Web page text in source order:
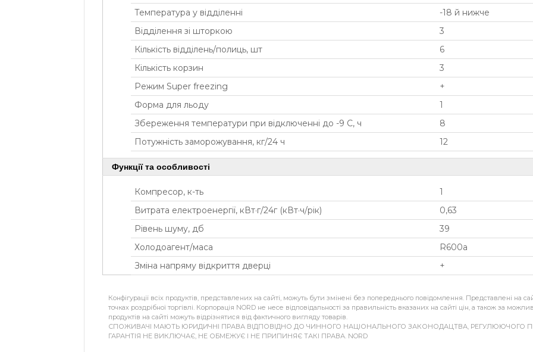
Температура у відділенні
-18 й нижче
Відділення зі шторкою
3
Кількість відділень/полиць, шт
6
Кількість корзин
3
Режим Super freezing
+
Форма для льоду
1
Збереження температури при відключенні до -9 С, ч
8
Потужність заморожування, кг/24 ч
12
Функції та особливості
Компресор, к-ть
1
Витрата електроенергії, кВт·г/24г (кВт·ч/рік)
0,63
Рівень шуму, дб
39
Холодоагент/маса
R600a
Зміна напряму відкриття дверці
+
Конфігурації всіх продуктів, представлених на сайті, можуть бути змінені без попереднього повідомлення. Представлені на
точках роздрібної торгівлі. Корпорація NORD не несе відповідальності за правильність вказаних на сайті цін, а також за
продуктів на сайті можуть відрізнятися від фактичного вигляду товарів.
СПОЖИВАЧІ МАЮТЬ ЮРИДИЧНІ ПРАВА ВІДПОВІДНО ДО ЧИННОГО НАЦІОНАЛЬНОГО ЗАКОНОДАЦТВА, РЕГУЛЮЮЧОГО
ГАРАНТІЯ НЕ ВИКЛЮЧАЄ, НЕ ОБМЕЖУЄ І НЕ ПРИПИНЯЄ ТАКІ ПРАВА. NORD